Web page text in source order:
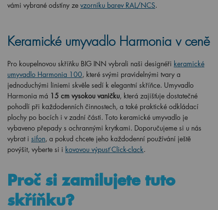
vámi vybrané odstíny ze vzorníku barev RAL/NCS.
Keramické umyvadlo Harmonia v ceně
Pro koupelnovou skříňku BIG INN vybrali naši designéři keramické
umyvadlo Harmonia 100, které svými pravidelnými tvary a
jednoduchými liniemi skvěle sedí k elegantní skříňce. Umyvadlo
Harmonia má 15 cm vysokou vaničku, která zajišťuje dostatečné
pohodlí při každodenních činnostech, a také praktické odkládací
plochy po bocích i v zadní části. Toto keramické umyvadlo je
vybaveno přepady s ochrannými krytkami. Doporučujeme si u nás
vybrat i sifon, a pokud chcete jeho každodenní používání ještě
povýšit, vyberte si i kovovou výpusť Click-clack.
Proč si zamilujete tuto
skříňku?